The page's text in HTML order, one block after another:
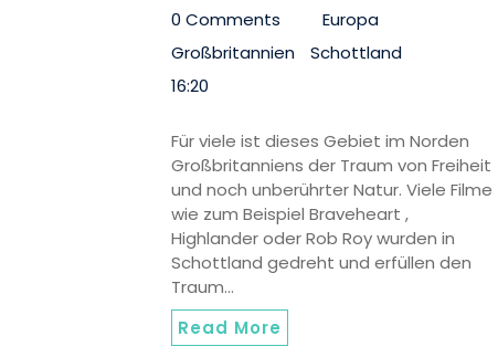
0 Comments
Europa
Großbritannien
Schottland
16:20
Für viele ist dieses Gebiet im Norden
Großbritanniens der Traum von Freiheit
und noch unberührter Natur. Viele Filme
wie zum Beispiel Braveheart ,
Highlander oder Rob Roy wurden in
Schottland gedreht und erfüllen den
Traum…
Read More